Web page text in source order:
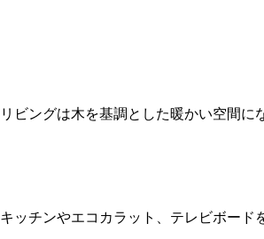
リビングは木を基調とした暖かい空間に
キッチンやエコカラット、テレビボード